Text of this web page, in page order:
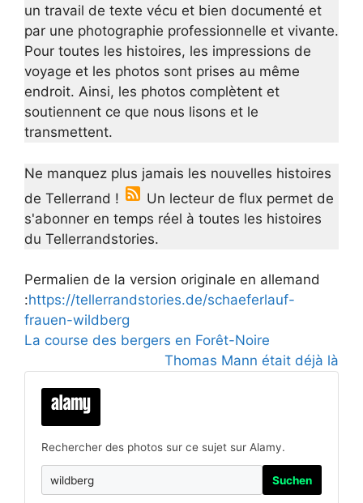
un travail de texte vécu et bien documenté et
par une photographie professionnelle et vivante.
Pour toutes les histoires, les impressions de
voyage et les photos sont prises au même
endroit. Ainsi, les photos complètent et
soutiennent ce que nous lisons et le
transmettent.
Ne manquez plus jamais les nouvelles histoires
de Tellerrand !
Un lecteur de flux permet de
s'abonner en temps réel à toutes les histoires
du Tellerrandstories.
Permalien de la version originale en allemand
:https://tellerrandstories.de/schaeferlauf-
frauen-wildberg
La course des bergers en Forêt-Noire
Thomas Mann était déjà là
Rechercher des photos sur ce sujet sur Alamy.
Suchen